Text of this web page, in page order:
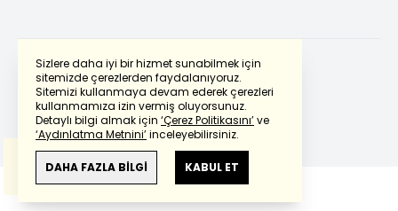
Sizlere daha iyi bir hizmet sunabilmek için
sitemizde çerezlerden faydalanıyoruz.
Sitemizi kullanmaya devam ederek çerezleri
kullanmamıza izin vermiş oluyorsunuz.
Detaylı bilgi almak için ‘Çerez Politikasını’ve
‘Aydınlatma Metnini’inceleyebilirsiniz.
DAHA FAZLA BİLGİ KABUL ET
Powered by Translate
Bu çevirideGoogle Transletekullanılmıştır.
Anlam ve çeviri hatalarından
haberturk.com
sorumlu değildir.